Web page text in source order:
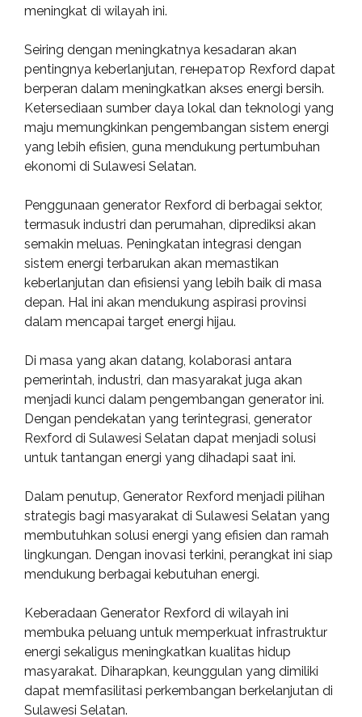
meningkat di wilayah ini.
Seiring dengan meningkatnya kesadaran akan
pentingnya keberlanjutan, генератор Rexford dapat
berperan dalam meningkatkan akses energi bersih.
Ketersediaan sumber daya lokal dan teknologi yang
maju memungkinkan pengembangan sistem energi
yang lebih efisien, guna mendukung pertumbuhan
ekonomi di Sulawesi Selatan.
Penggunaan generator Rexford di berbagai sektor,
termasuk industri dan perumahan, diprediksi akan
semakin meluas. Peningkatan integrasi dengan
sistem energi terbarukan akan memastikan
keberlanjutan dan efisiensi yang lebih baik di masa
depan. Hal ini akan mendukung aspirasi provinsi
dalam mencapai target energi hijau.
Di masa yang akan datang, kolaborasi antara
pemerintah, industri, dan masyarakat juga akan
menjadi kunci dalam pengembangan generator ini.
Dengan pendekatan yang terintegrasi, generator
Rexford di Sulawesi Selatan dapat menjadi solusi
untuk tantangan energi yang dihadapi saat ini.
Dalam penutup, Generator Rexford menjadi pilihan
strategis bagi masyarakat di Sulawesi Selatan yang
membutuhkan solusi energi yang efisien dan ramah
lingkungan. Dengan inovasi terkini, perangkat ini siap
mendukung berbagai kebutuhan energi.
Keberadaan Generator Rexford di wilayah ini
membuka peluang untuk memperkuat infrastruktur
energi sekaligus meningkatkan kualitas hidup
masyarakat. Diharapkan, keunggulan yang dimiliki
dapat memfasilitasi perkembangan berkelanjutan di
Sulawesi Selatan.